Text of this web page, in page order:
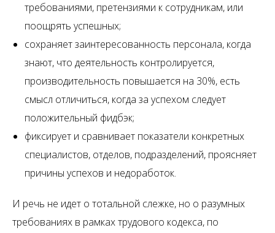
требованиями, претензиями к сотрудникам, или
поощрять успешных;
сохраняет заинтересованность персонала, когда
знают, что деятельность контролируется,
производительность повышается на 30%, есть
смысл отличиться, когда за успехом следует
положительный фидбэк;
фиксирует и сравнивает показатели конкретных
специалистов, отделов, подразделений, проясняет
причины успехов и недоработок.
И речь не идет о тотальной слежке, но о разумных
требованиях в рамках трудового кодекса, по